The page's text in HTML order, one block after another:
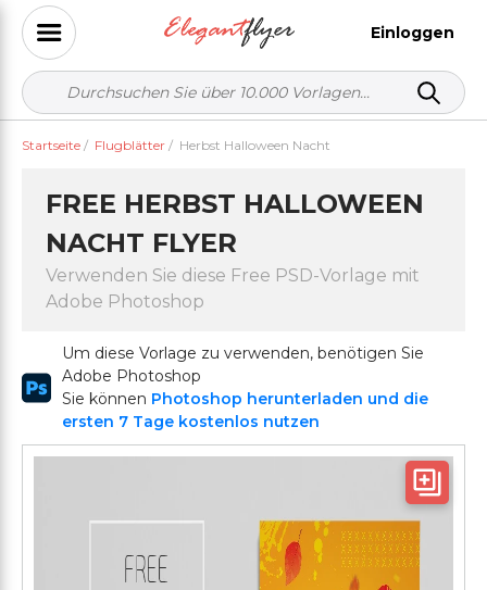
Einloggen
Startseite / Flugblätter / Herbst Halloween Nacht
FREE HERBST HALLOWEEN
NACHT FLYER
Verwenden Sie diese Free PSD-Vorlage mit
Adobe Photoshop
Um diese Vorlage zu verwenden, benötigen Sie
Adobe Photoshop
Sie können Photoshop herunterladen und die
ersten 7 Tage kostenlos nutzen